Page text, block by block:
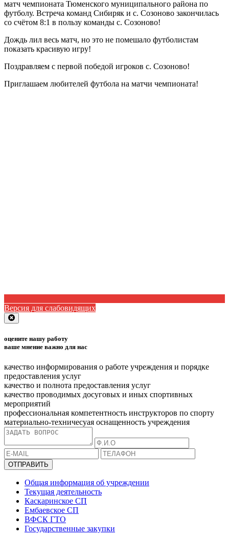
матч чемпионата Тюменского муниципального района по
футболу. Встреча команд Сибиряк и с. Созоново закончилась
со счётом 8:1 в пользу команды с. Созоново!
Дождь лил весь матч, но это не помешало футболистам
показать красивую игру!
Поздравляем с первой победой игроков с. Созоново!
Приглашаем любителей футбола на матчи чемпионата!
Версия для слабовидящих
Close
оцените нашу работу
ваше мнение важно для нас
качество информирования о работе учреждения и порядке
предоставления услуг
качество и полнота предоставления услуг
качество проводимых досуговых и иных спортивных
мероприятий
профессиональная компетентность инструкторов по спорту
материально-техничесуая оснащенность учреждения
ОТПРАВИТЬ
Общая информация об учреждении
Текущая деятельность
Каскаринское СП
Ембаевское СП
ВФСК ГТО
Государственные закупки